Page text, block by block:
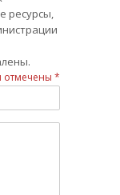
ресурсы,
отмечены *